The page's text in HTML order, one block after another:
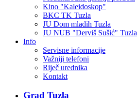
Kino "Kaleidoskop"
BKC TK Tuzla
JU Dom mladih Tuzla
JU NUB "Derviš Sušić" Tuzla
Info
Servisne informacije
Važniji telefoni
Riječ urednika
Kontakt
Grad Tuzla